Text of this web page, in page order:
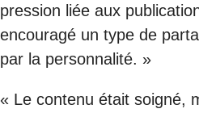
pression liée aux
encouragé un type de
par la personnalité. »
« Le contenu était soigné,